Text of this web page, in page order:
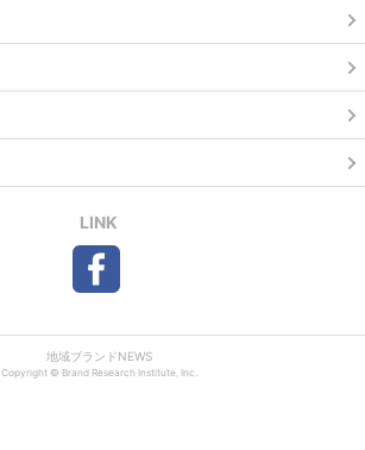
LINK
地域ブランドNEWS
Copyright © Brand Research Institute, Inc.